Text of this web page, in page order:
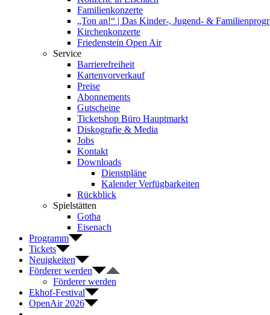
Familienkonzerte
„Ton an!“ | Das Kinder-, Jugend- &
Kirchenkonzerte
Friedenstein Open Air
Service
Barrierefreiheit
Kartenvorverkauf
Preise
Abonnements
Gutscheine
Ticketshop Büro Hauptmarkt
Diskografie & Media
Jobs
Kontakt
Downloads
Dienstpläne
Kalender Verfügbarkeiten
Rückblick
Spielstätten
Gotha
Eisenach
Programm
Tickets
Neuigkeiten
Förderer werden
Förderer werden
Ekhof-Festival
OpenAir 2026